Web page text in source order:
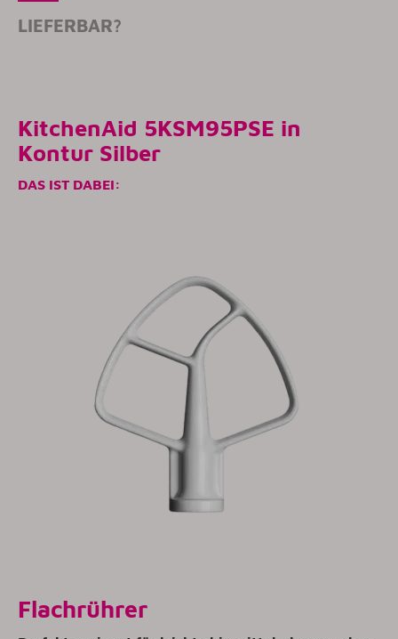
LIEFERBAR?
KitchenAid 5KSM95PSE in
Kontur Silber
DAS IST DABEI:
Flachrührer